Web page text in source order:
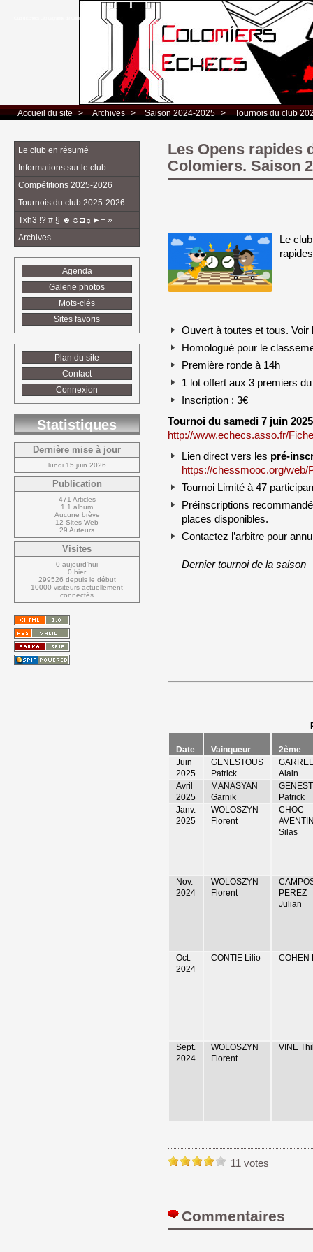
Club d’Echecs Léo Lagrange de Colomiers
Accueil du site > Archives > Saison 2024-2025 > Tournois du club
Les Opens rapides
Colomiers. Saison
Le
Ouvert à toutes et tous.
Homologué pour le
Première ronde à 14h
1 lot offert aux 3 premiers
Inscription : 3€
Tournoi du samedi 7 juin
http://www.echecs.asso.fr/
Lien direct vers les pré-
https://chessmooc.org/web/
Tournoi Limité à 47
Préinscriptions
places disponibles.
Contactez l’arbitre pour
Dernier tournoi de la saison
Date Vainqueur
2ème
Juin
2025
GENESTOUS
Patrick
GARREL
Alain
Avril
2025
MANASYAN
Garnik
Patrick
Janv.
2025
WOLOSZYN
Florent
CHOC-
Silas
Nov.
2024
WOLOSZYN
Florent
PEREZ
Julian
Oct.
2024
CONTIE Lilio COHEN
Sept.
2024
WOLOSZYN
Florent
VINE
11 votes
Commentaires
Le club en résumé
Informations sur le club
Compétitions 2025-2026
Tournois du club 2025-2026
Txh3 !? # § ☻☺◘☼►+ »
Archives
Agenda
Galerie photos
Mots-clés
Sites favoris
Plan du site
Contact
Connexion
Statistiques
Dernière mise à jour
lundi 15 juin 2026
Publication
471 Articles
1 1 album
Aucune brève
12 Sites Web
29 Auteurs
Visites
0 aujourd'hui
0 hier
299526 depuis le début
10000 visiteurs actuellement
connectés